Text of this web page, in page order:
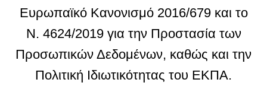
Ευρωπαϊκό Κανονισμό 2016/679 και το
Ν. 4624/2019 για την Προστασία των
Προσωπικών Δεδομένων, καθώς και την
Πολιτική Ιδιωτικότητας του ΕΚΠΑ.